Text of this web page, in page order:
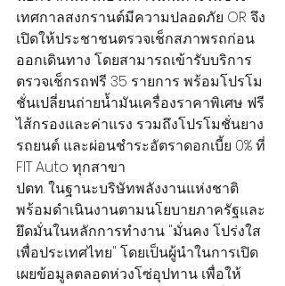
เทศกาลสงกรานต์มีความปลอดภัย OR จึง
เปิดให้ประชาชนตรวจเช็กสภาพรถก่อน
ออกเดินทาง โดยสามารถเข้ารับบริการ
ตรวจเช็กรถฟรี 35 รายการ พร้อมโปรโม
ชั่นเปลี่ยนถ่ายน้ำมันเครื่องราคาพิเศษ ฟรี
ไส้กรองและค่าแรง รวมถึงโปรโมชั่นยาง
รถยนต์ และผ่อนชำระอัตราดอกเบี้ย 0% ที่
FIT Auto ทุกสาขา
ปตท. ในฐานะบริษัทพลังงานแห่งชาติ
พร้อมดำเนินงานตามนโยบายภาครัฐและ
ยึดมั่นในหลักการทำงาน "มั่นคง โปร่งใส
เพื่อประเทศไทย" โดยเป็นผู้นำในการเปิด
เผยข้อมูลตลอดห่วงโซ่อุปทาน เพื่อให้